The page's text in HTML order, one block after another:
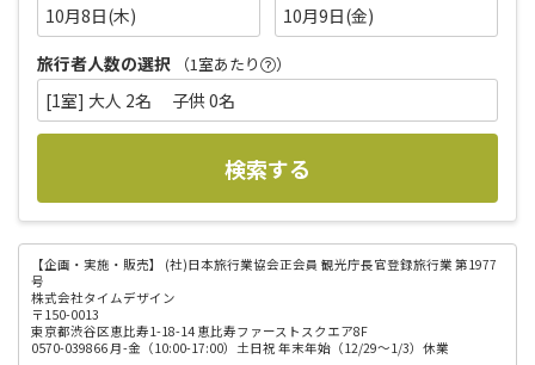
10月8日(木)
10月9日(金)
旅行者人数の選択
（1室あたり ）
[1室] 大人 2名 子供 0名
検索する
【企画・実施・販売】
(社)日本旅行業協会正会員 観光庁長官登録旅行業 第1977
号
株式会社タイムデザイン
〒150-0013
東京都渋谷区恵比寿1-18-14 恵比寿ファーストスクエア8F
0570-039866 月-金（10:00-17:00）土日祝 年末年始（12/29～1/3）休業